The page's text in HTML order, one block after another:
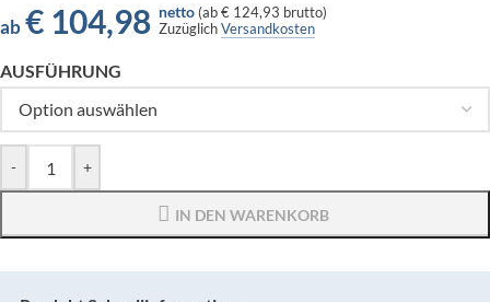
ab € 104,98 netto (ab€ 124,93 brutto)
ZuzüglichVersandkosten
AUSFÜHRUNG
- +
IN DEN WARENKORB